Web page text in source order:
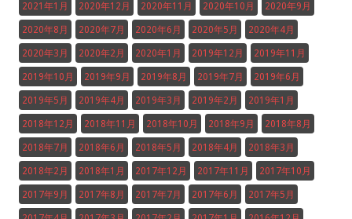
2021年1月 2020年12月 2020年11月 2020年10月 2020年9月
2020年8月 2020年7月 2020年6月 2020年5月 2020年4月
2020年3月 2020年2月 2020年1月 2019年12月 2019年11月
2019年10月 2019年9月 2019年8月 2019年7月 2019年6月
2019年5月 2019年4月 2019年3月 2019年2月 2019年1月
2018年12月 2018年11月 2018年10月 2018年9月 2018年8月
2018年7月 2018年6月 2018年5月 2018年4月 2018年3月
2018年2月 2018年1月 2017年12月 2017年11月 2017年10月
2017年9月 2017年8月 2017年7月 2017年6月 2017年5月